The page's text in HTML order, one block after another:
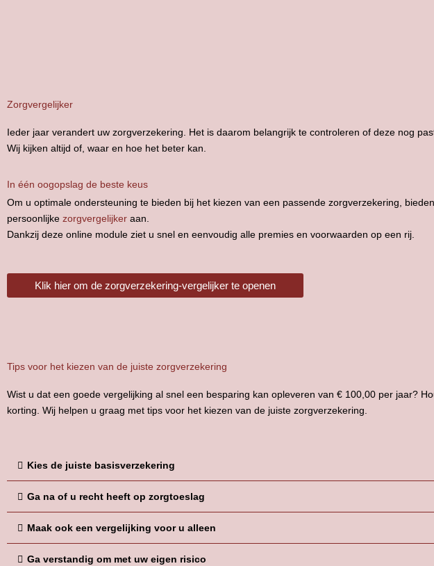
Zorgvergelijker
Ieder jaar verandert uw zorgverzekering. Het is daarom belangrijk te controleren of deze nog
Wij kijken altijd of, waar en hoe het beter kan.
In één oogopslag de beste keus
Om u optimale ondersteuning te bieden bij het kiezen van een passende zorgverzekering,
persoonlijke zorgvergelijker aan.
Dankzij deze online module ziet u snel en eenvoudig alle premies en voorwaarden op een rij.
Klik hier om de zorgverzekering-vergelijker te openen
Tips voor het kiezen van de juiste zorgverzekering
Wist u dat een goede vergelijking al snel een besparing kan opleveren van € 100,00 per jaar?
korting. Wij helpen u graag met tips voor het kiezen van de juiste zorgverzekering.
Kies de juiste basisverzekering
Ga na of u recht heeft op zorgtoeslag
Maak ook een vergelijking voor u alleen
Ga verstandig om met uw eigen risico